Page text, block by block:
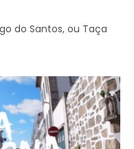
do Santos, ou Taça